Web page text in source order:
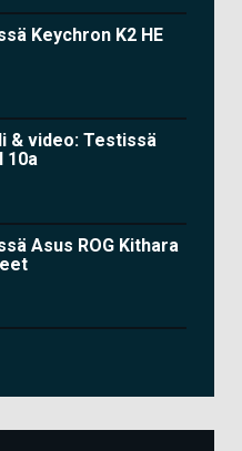
Keychron K2 HE
& video: Testissä
10a
Asus ROG Kithara